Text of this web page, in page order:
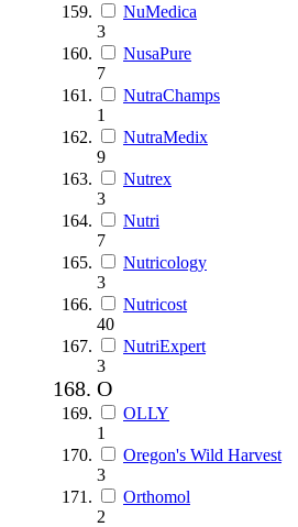
NuMedica
3
NusaPure
7
NutraChamps
1
NutraMedix
9
Nutrex
3
Nutri
7
Nutricology
3
Nutricost
40
NutriExpert
3
O
OLLY
1
Oregon's Wild Harvest
3
Orthomol
2